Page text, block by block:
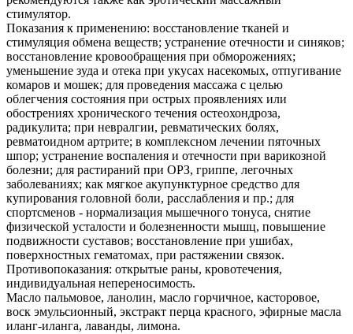
стимулятор.
Показания к применению: восстановление тканей и
стимуляция обмена веществ; устранение отечности и синяков;
восстановление кровообращения при обморожениях;
уменьшение зуда и отека при укусах насекомых, отпугивание
комаров и мошек; для проведения массажа с целью
облегчения состояния при острых проявлениях или
обострениях хронического течения остеохондроза,
радикулита; при невралгии, ревматических болях,
ревматоидном артрите; в комплексном лечении пяточных
шпор; устранение воспаления и отечности при варикозной
болезни; для растираний при ОРЗ, гриппе, легочных
заболеваниях; как мягкое акупунктурное средство для
купирования головной боли, расслабления и пр.; для
спортсменов - нормализация мышечного тонуса, снятие
физической усталости и болезненности мышц, повышение
подвижности суставов; восстановление при ушибах,
поверхностных гематомах, при растяжении связок.
Противопоказания: открытые раны, кровотечения,
индивидуальная непереносимость.
Масло пальмовое, ланолин, масло горчичное, касторовое,
воск эмульсионный, экстракт перца красного, эфирные масла
иланг-иланга, лаванды, лимона.